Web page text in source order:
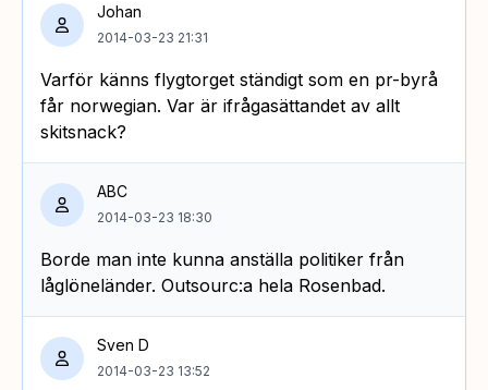
Johan
2014-03-23 21:31
Varför känns flygtorget ständigt som en pr-byrå
får norwegian. Var är ifrågasättandet av allt
skitsnack?
ABC
2014-03-23 18:30
Borde man inte kunna anställa politiker från
låglöneländer. Outsourc:a hela Rosenbad.
Sven D
2014-03-23 13:52